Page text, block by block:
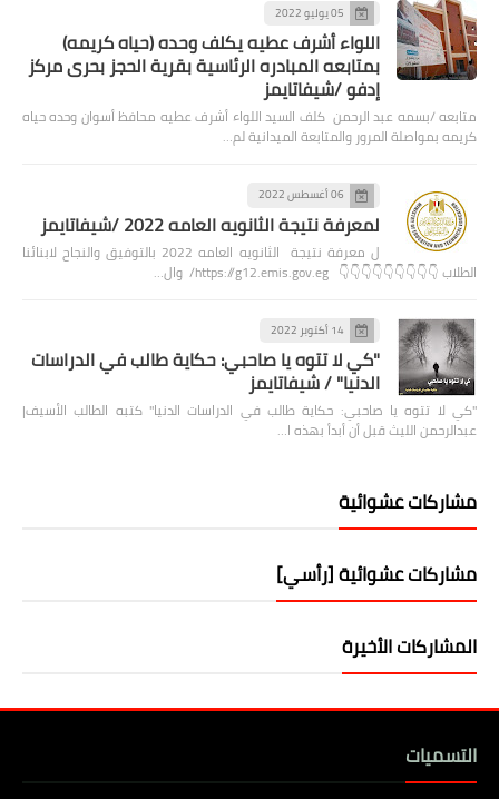
05 يوليو 2022
اللواء أشرف عطيه يكلف وحده (حياه كريمه)
بمتابعه المبادره الرئاسية بقرية الحجز بحرى مركز
إدفو /شيفاتايمز
متابعه /بسمه عبد الرحمن كلف السيد اللواء أشرف عطيه محافظ أسوان وحده حياه
كريمه بمواصلة المرور والمتابعة الميدانية لم…
06 أغسطس 2022
لمعرفة نتيجة الثانويه العامه 2022 /شيفاتايمز
ل معرفة نتيجة الثانويه العامه 2022 بالتوفيق والنجاح لابنائنا
الطلاب 👇👇👇👇👇👇👇👇👇 https://g12.emis.gov.eg/ وال…
14 أكتوبر 2022
"كي لا تتوه يا صاحبي: حكاية طالب في الدراسات
الدنيا" / شيفاتايمز
"كي لا تتوه يا صاحبي: حكاية طالب في الدراسات الدنيا" كتبه الطالب الأسيف|
عبدالرحمن الليث قبل أن أبدأ بهذه ا…
مشاركات عشوائية
مشاركات عشوائية [رأسي]
المشاركات الأخيرة
التسميات